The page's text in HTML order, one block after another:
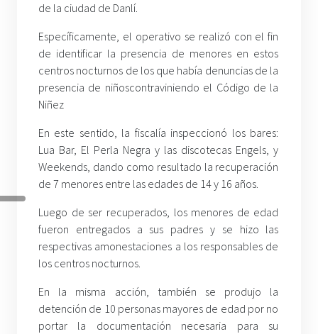
de la ciudad de Danlí.
Específicamente, el operativo se realizó con el fin
de identificar la presencia de menores en estos
centros nocturnos de los que había denuncias de la
presencia de niñoscontraviniendo el Código de la
Niñez
En este sentido, la fiscalía inspeccionó los bares:
Lua Bar, El Perla Negra y las discotecas Engels, y
Weekends, dando como resultado la recuperación
de 7 menores entre las edades de 14 y 16 años.
Luego de ser recuperados, los menores de edad
fueron entregados a sus padres y se hizo las
respectivas amonestaciones a los responsables de
los centros nocturnos.
En la misma acción, también se produjo la
detención de 10 personas mayores de edad por no
portar la documentación necesaria para su